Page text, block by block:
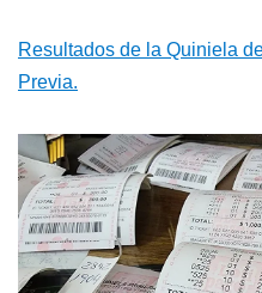
Resultados de la Quiniela
Previa.